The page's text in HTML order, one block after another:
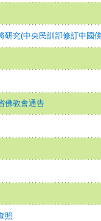
研究(中央民訓部修訂中國
佛教會通告
照